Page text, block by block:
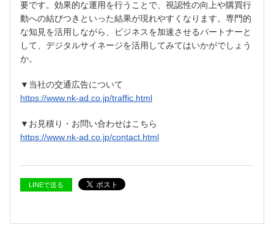
要です。効果的な運用を行うことで、視認性の向上や購買行
動への結びつきといった結果が現れやすくなります。専門的
な知見を活用しながら、ビジネスを加速させるパートナーと
して、デジタルサイネージを活用してみてはいかがでしょう
か。
▼当社の交通広告について
https://www.nk-ad.co.jp/traffic.html
▼お見積り・お問い合わせはこちら
https://www.nk-ad.co.jp/contact.html
LINEで送る